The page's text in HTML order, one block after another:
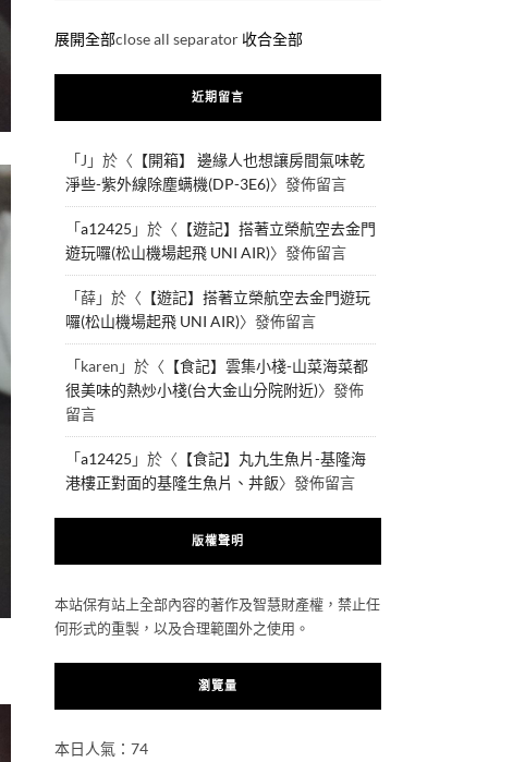
展開全部close all separator 收合全部
近期留言
「J 」於〈 【開箱】 邊緣人也想讓房間氣味乾
淨些-紫外線除塵螨機(DP-3E6)〉發佈留言
「a12425 」於〈 【遊記】搭著立榮航空去金門
遊玩囉(松山機場起飛 UNI AIR)〉發佈留言
「薛」於〈 【遊記】搭著立榮航空去金門遊玩
囉(松山機場起飛 UNI AIR)〉發佈留言
「karen 」於〈 【食記】雲集小棧-山菜海菜都
很美味的熱炒小棧(台大金山分院附近)〉發佈
留言
「a12425 」於〈 【食記】丸九生魚片-基隆海
港樓正對面的基隆生魚片、丼飯〉發佈留言
版權聲明
本站保有站上全部內容的著作及智慧財產權，禁止任
何形式的重製，以及合理範圍外之使用。
瀏覽量
本日人氣：74